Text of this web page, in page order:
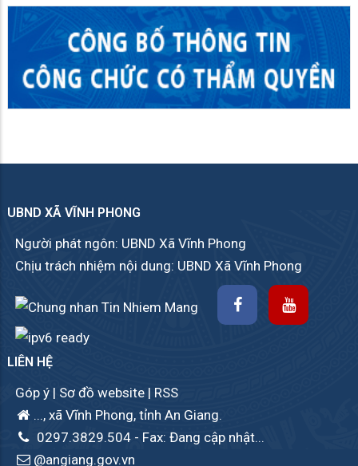
UBND XÃ VĨNH PHONG
Người phát ngôn: UBND Xã Vĩnh Phong
Chịu trách nhiệm nội dung: UBND Xã Vĩnh Phong
LIÊN HỆ
Góp ý | Sơ đồ website | RSS
..., xã Vĩnh Phong, tỉnh An Giang.
0297.3829.504 - Fax: Đang cập nhật...
@angiang.gov.vn